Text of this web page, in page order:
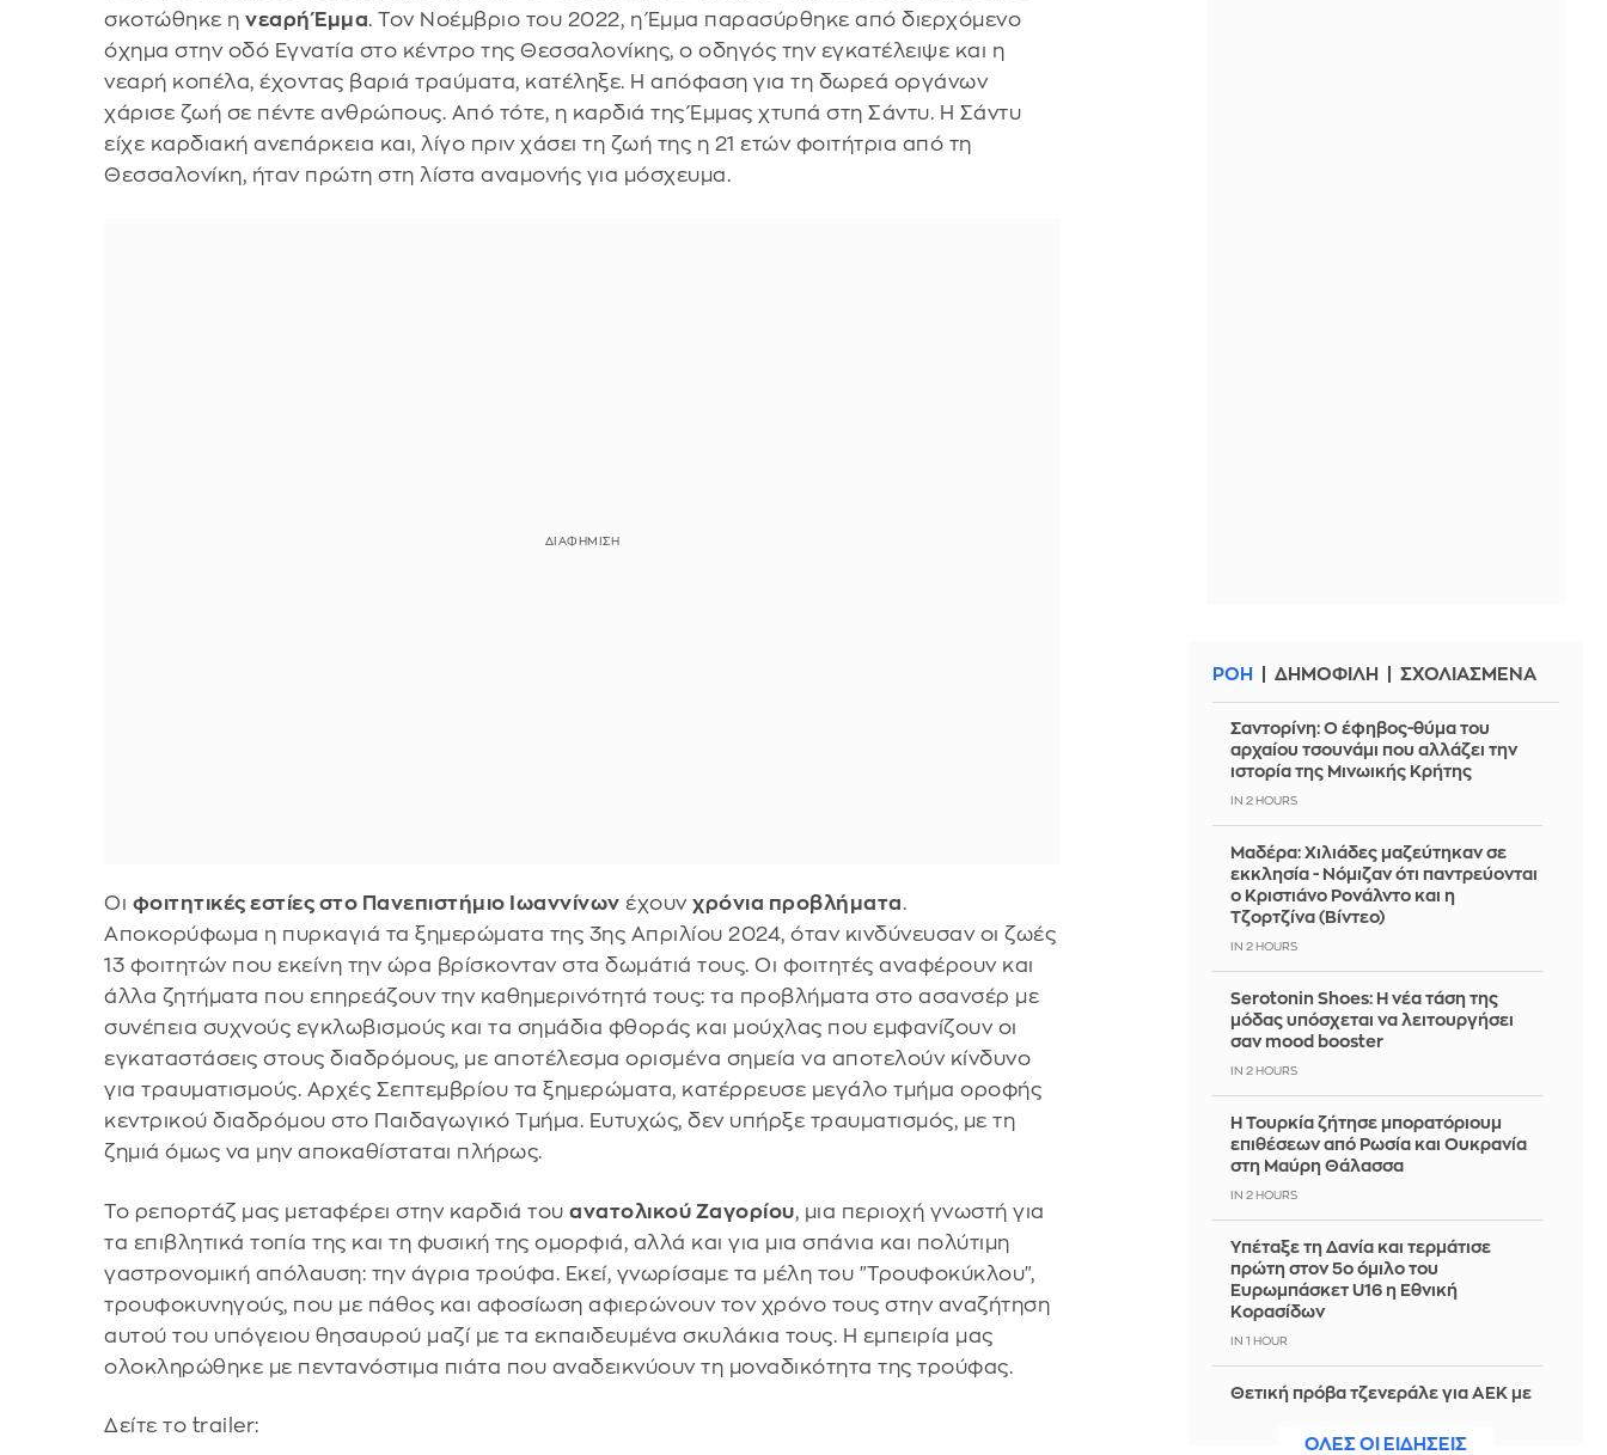
σκοτώθηκε ηνεαρή Έμμα. Τον Νοέμβριο του 2022, η Έμμα παρασύρθηκε από διερχόμενο
όχημα στην οδό Εγνατία στο κέντρο της Θεσσαλονίκης, ο οδηγός την εγκατέλειψε και η
νεαρή κοπέλα, έχοντας βαριά τραύματα, κατέληξε. Η απόφαση για τη δωρεά οργάνων
χάρισε ζωή σε πέντε ανθρώπους. Από τότε, η καρδιά της Έμμας χτυπά στη Σάντυ. Η Σάντυ
είχε καρδιακή ανεπάρκεια και, λίγο πριν χάσει τη ζωή της η 21 ετών φοιτήτρια από τη
Θεσσαλονίκη, ήταν πρώτη στη λίστα αναμονής για μόσχευμα.
Οι φοιτητικές εστίες στο Πανεπιστήμιο Ιωαννίνων έχουνχρόνια προβλήματα.
Αποκορύφωμα η πυρκαγιά τα ξημερώματα της 3ης Απριλίου 2024, όταν κινδύνευσαν οι ζωές
13 φοιτητών που εκείνη την ώρα βρίσκονταν στα δωμάτιά τους. Οι φοιτητές αναφέρουν και
άλλα ζητήματα που επηρεάζουν την καθημερινότητά τους: τα προβλήματα στο ασανσέρ με
συνέπεια συχνούς εγκλωβισμούς και τα σημάδια φθοράς και μούχλας που εμφανίζουν οι
εγκαταστάσεις στους διαδρόμους, με αποτέλεσμα ορισμένα σημεία να αποτελούν κίνδυνο
για τραυματισμούς. Αρχές Σεπτεμβρίου τα ξημερώματα, κατέρρευσε μεγάλο τμήμα οροφής
κεντρικού διαδρόμου στο Παιδαγωγικό Τμήμα. Ευτυχώς, δεν υπήρξε τραυματισμός, με τη
ζημιά όμως να μην αποκαθίσταται πλήρως.
Το ρεπορτάζ μας μεταφέρει στην καρδιά τουανατολικού Ζαγορίου, μια περιοχή γνωστή για
τα επιβλητικά τοπία της και τη φυσική της ομορφιά, αλλά και για μια σπάνια και πολύτιμη
γαστρονομική απόλαυση: την άγρια τρούφα. Εκεί, γνωρίσαμε τα μέλη του "Τρουφοκύκλου",
τρουφοκυνηγούς, που με πάθος και αφοσίωση αφιερώνουν τον χρόνο τους στην αναζήτηση
αυτού του υπόγειου θησαυρού μαζί με τα εκπαιδευμένα σκυλάκια τους. Η εμπειρία μας
ολοκληρώθηκε με πεντανόστιμα πιάτα που αναδεικνύουν τη μοναδικότητα της τρούφας.
Δείτε το trailer:
ΡΟΗ ΔΗΜΟΦΙΛΗ ΣΧΟΛΙΑΣΜΕΝΑ
Σαντορίνη: Ο έφηβος-θύμα του
αρχαίου τσουνάμι που αλλάζει την
ιστορία της Μινωικής Κρήτης
IN 2 HOURS
Μαδέρα: Χιλιάδες μαζεύτηκαν σε
εκκλησία - Νόμιζαν ότι παντρεύονται
ο Κριστιάνο Ρονάλντο και η
Τζορτζίνα (Βίντεο)
IN 2 HOURS
Serotonin Shoes: Η νέα τάση της
μόδας υπόσχεται να λειτουργήσει
σαν mood booster
IN 2 HOURS
Η Τουρκία ζήτησε μπορατόριουμ
επιθέσεων από Ρωσία και Ουκρανία
στη Μαύρη Θάλασσα
IN 2 HOURS
Υπέταξε τη Δανία και τερμάτισε
πρώτη στον 5ο όμιλο του
Ευρωμπάσκετ U16 η Εθνική
Κορασίδων
IN 1 HOUR
Θετική πρόβα τζενεράλε για ΑΕΚ με
ΟΛΕΣ ΟΙ ΕΙΔΗΣΕΙΣ